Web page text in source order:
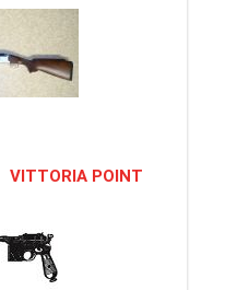
VITTORIA POINT